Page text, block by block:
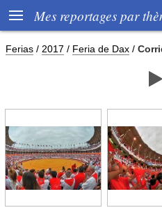
 Mes reportages par
Ferias / 2017 / Feria de Dax /
